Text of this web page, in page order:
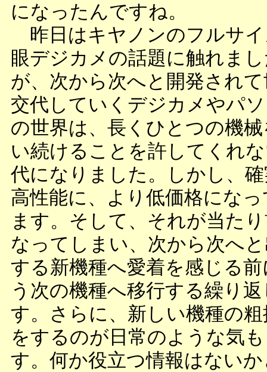
になったんですね。
昨日はキヤノンのフルサ
眼デジカメの話題に触れま
が、次から次へと開発され
交代していくデジカメやパ
の世界は、長くひとつの機
い続けることを許してくれ
代になりました。しかし、
高性能に、より低価格にな
ます。そして、それが当た
なってしまい、次から次へ
する新機種へ愛着を感じる
う次の機種へ移行する繰り
す。さらに、新しい機種の
をするのが日常のような気
す。何か役立つ情報はない